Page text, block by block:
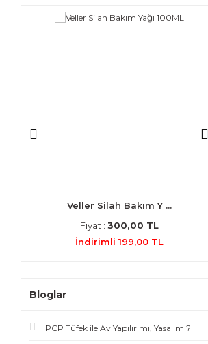
Veller Silah Bakım Y ...
Fiyat : 300,00 TL
İndirimli 199,00 TL
Bloglar
PCP Tüfek ile Av Yapılır mı, Yasal mı?